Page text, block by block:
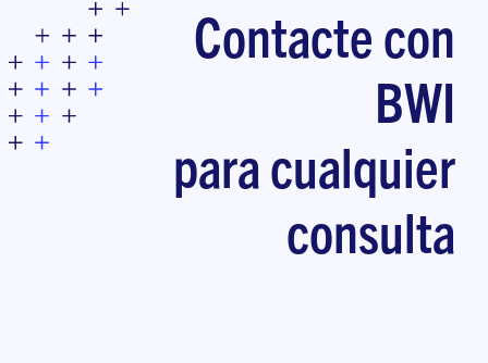
Contacte con
BWI
para cualquier
consulta